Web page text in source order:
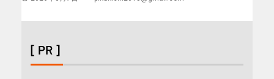
[ PR ]